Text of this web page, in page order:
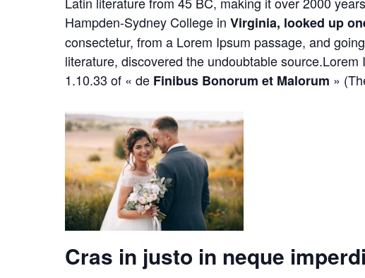
Hampden-Sydney College in Virginia, looked up
consectetur, from a Lorem Ipsum passage, and
literature, discovered the undoubtable
1.10.33 of « de Finibus Bonorum et Malorum »
Cras in justo in neque